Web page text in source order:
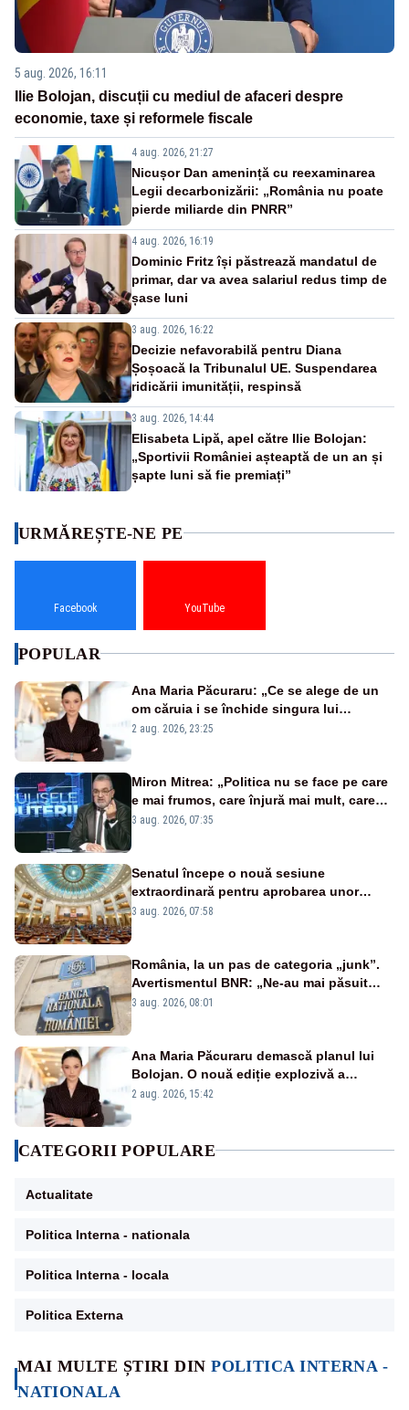
5 aug. 2026, 16:11
Ilie Bolojan, discuții cu mediul de afaceri despre
economie, taxe și reformele fiscale
4 aug. 2026, 21:27
Nicușor Dan amenință cu reexaminarea
Legii decarbonizării: „România nu poate
pierde miliarde din PNRR”
4 aug. 2026, 16:19
Dominic Fritz își păstrează mandatul de
primar, dar va avea salariul redus timp de
șase luni
3 aug. 2026, 16:22
Decizie nefavorabilă pentru Diana
Șoșoacă la Tribunalul UE. Suspendarea
ridicării imunității, respinsă
3 aug. 2026, 14:44
Elisabeta Lipă, apel către Ilie Bolojan:
„Sportivii României așteaptă de un an și
șapte luni să fie premiați”
MAI MULTE ȘTIRI DINPOLITICA INTERNA -
NATIONALA
URMĂREȘTE-NE PE
Facebook YouTube
POPULAR
Ana Maria Păcuraru: „Ce se alege de un
om căruia i se închide singura lui
portiță?”
2 aug. 2026, 23:25
Miron Mitrea: „Politica nu se face pe care
e mai frumos, care înjură mai mult, care
țipă mai tare, ci pe proiecte”
3 aug. 2026, 07:35
Senatul începe o nouă sesiune
extraordinară pentru aprobarea unor
jaloane din PNRR
3 aug. 2026, 07:58
România, la un pas de categoria „junk”.
Avertismentul BNR: „Ne-au mai păsuit
pentru câteva luni”
3 aug. 2026, 08:01
Ana Maria Păcuraru demască planul lui
Bolojan. O nouă ediție explozivă a
emisiunii „Miza Zilei” la Realitatea PLUS
2 aug. 2026, 15:42
CATEGORII POPULARE
Actualitate
Politica Interna - nationala
Politica Interna - locala
Politica Externa